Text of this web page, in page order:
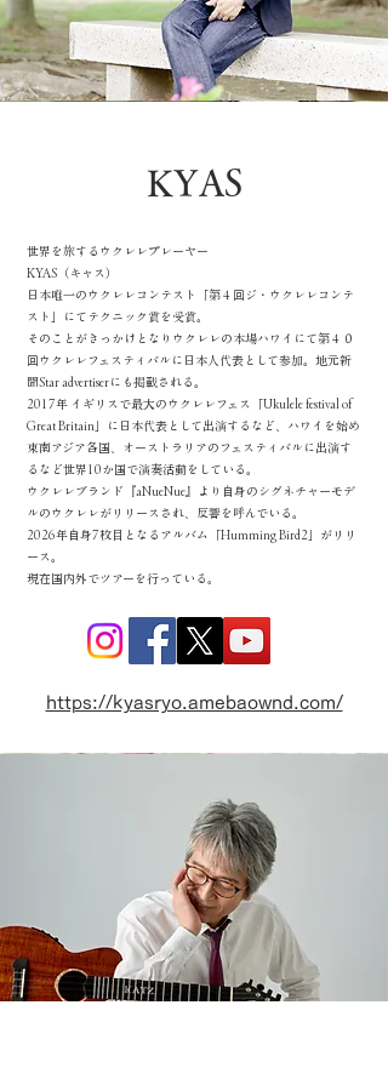
KYAS
世界を旅するウクレレプレーヤー
KYAS（キャス）
日本唯一のウクレレコンテスト「第４回ジ・ウクレレコンテ
スト」にてテクニック賞を受賞。
そのことがきっかけとなりウクレレの本場ハワイにて第４０
回ウクレレフェスティバルに日本人代表として参加。地元新
聞Star advertiserにも掲載される。
2017年 イギリスで最大のウクレレフェス「Ukulele festival of
Great Britain」に日本代表として出演するなど、ハワイを始め
東南アジア各国、オーストラリアのフェスティバルに出演す
るなど世界10か国で演奏活動をしている。
ウクレレブランド『aNueNue』より自身のシグネチャーモデ
ルのウクレレがリリースされ、反響を呼んでいる。
2026年自身7枚目となるアルバム「Humming Bird2」がリリ
ース。
現在国内外でツアーを行っている。
https://kyasryo.amebaownd.com/